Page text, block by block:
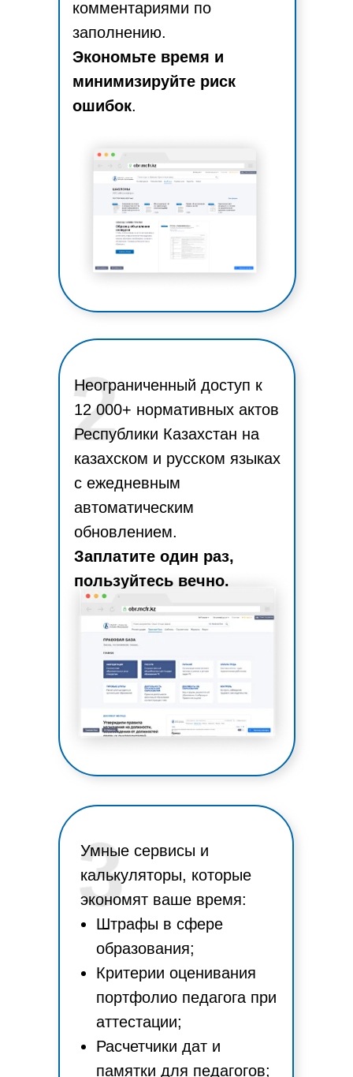
Умные сервисы и
калькуляторы, которые
экономят ваше время:
Штрафы в сфере
образования;
Критерии оценивания
портфолио педагога при
аттестации;
Расчетчики дат и
памятки для педагогов;
Неограниченный доступ к
12 000+ нормативных актов
Республики Казахстан на
казахском и русском языках
с ежедневным
автоматическим
обновлением.
Заплатите один раз,
пользуйтесь вечно.
комментариями по
заполнению.
Экономьте время и
минимизируйте риск
ошибок.